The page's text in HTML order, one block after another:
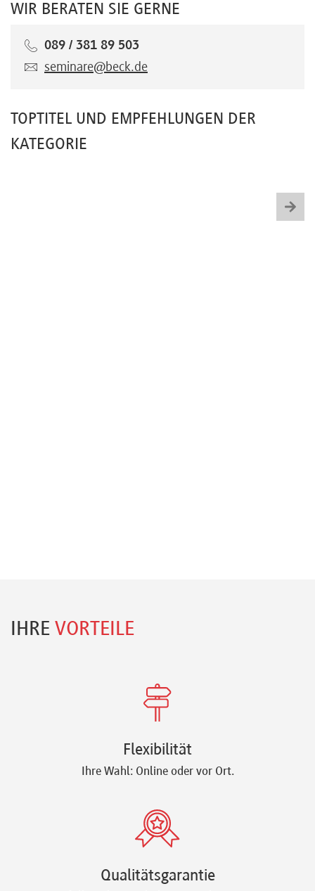
WIR BERATEN SIE GERNE
089 / 381 89 503
seminare@beck.de
TOPTITEL UND EMPFEHLUNGEN DER
KATEGORIE
IHRE VORTEILE
Flexibilität
Ihre Wahl: Online oder vor Ort.
Qualitätsgarantie